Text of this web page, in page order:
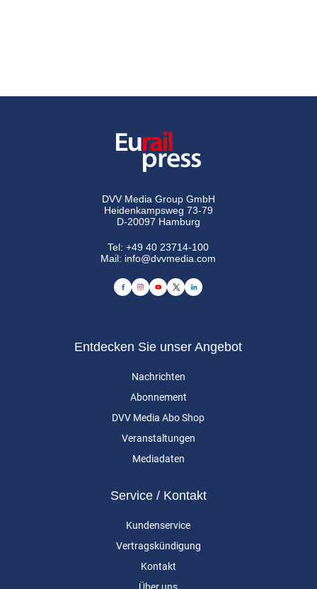
DVV Media Group GmbH
Heidenkampsweg 73-79
D-20097 Hamburg
Tel:+49 40 23714-100
Mail: info@dvvmedia.com
Entdecken Sie unser Angebot
Nachrichten
Abonnement
DVV Media Abo Shop
Veranstaltungen
Mediadaten
Service / Kontakt
Kundenservice
Vertragskündigung
Kontakt